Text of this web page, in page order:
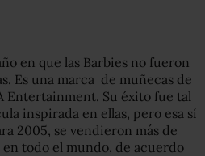
en que las Barbies no fueron
Es una marca de muñecas de
Entertainment. Su éxito fue tal
inspirada en ellas, pero esa sí
2005, se vendieron más de
en todo el mundo, de acuerdo